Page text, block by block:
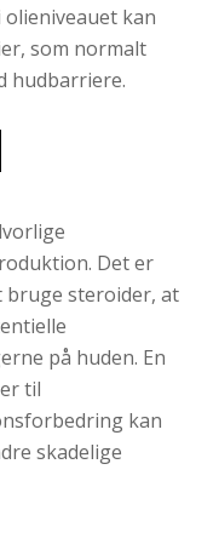
kan
som normalt
hudbarriere.
Det er
bruge steroider, at
på huden. En
til
kan
skadelige